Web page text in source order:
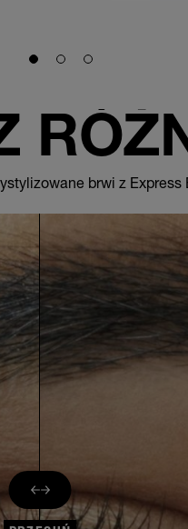
Slide 1Slide 2Slide 3
brwi z Express